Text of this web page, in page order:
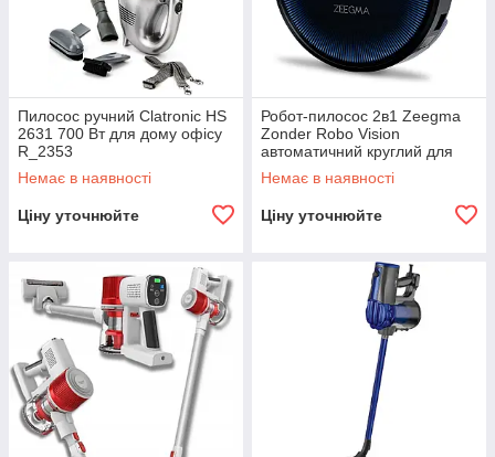
Пилосос ручний Clatronic HS
2631 700 Вт для дому офісу
R_2353
Немає в наявності
Ціну уточнюйте
Робот-пилосос 2в1 Zeegma
Zonder Robo Vision
автоматичний круглий для
підлоги R_2360
Немає в наявності
Ціну уточнюйте